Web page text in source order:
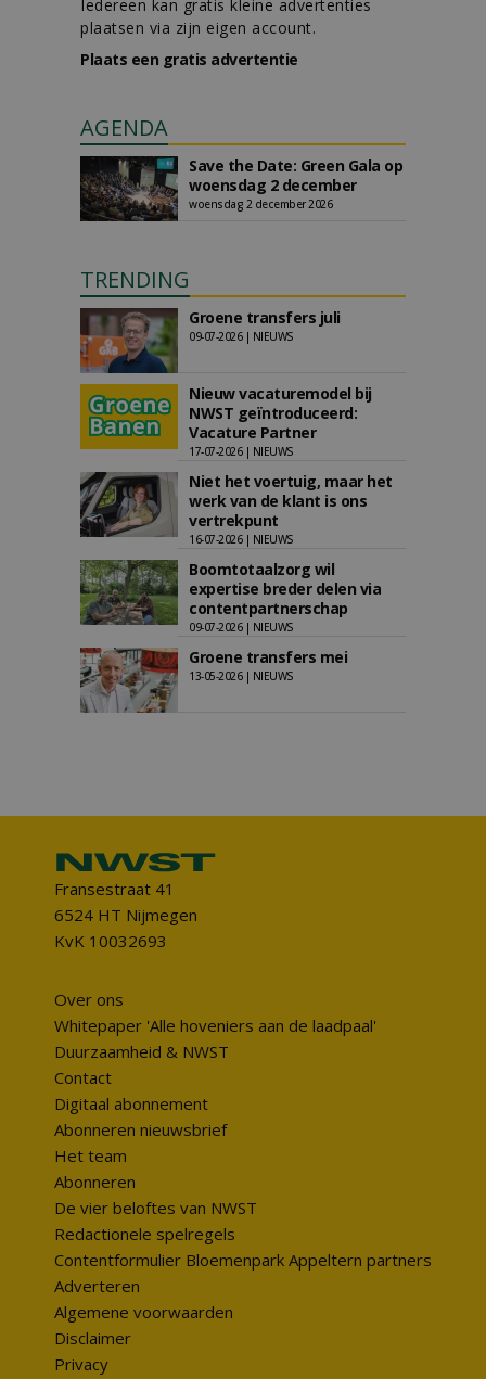
Iedereen kan gratis kleine advertenties
plaatsen via zijn eigen account.
Plaats een gratis advertentie
AGENDA
Save the Date: Green Gala op
woensdag 2 december
woensdag 2 december 2026
TRENDING
Groene transfers juli
09-07-2026 | NIEUWS
Nieuw vacaturemodel bij
NWST geïntroduceerd:
Vacature Partner
17-07-2026 | NIEUWS
Niet het voertuig, maar het
werk van de klant is ons
vertrekpunt
16-07-2026 | NIEUWS
Boomtotaalzorg wil
expertise breder delen via
contentpartnerschap
09-07-2026 | NIEUWS
Groene transfers mei
13-05-2026 | NIEUWS
Fransestraat 41
6524 HT Nijmegen
KvK 10032693
Over ons
Whitepaper 'Alle hoveniers aan de laadpaal'
Duurzaamheid & NWST
Contact
Digitaal abonnement
Abonneren nieuwsbrief
Het team
Abonneren
De vier beloftes van NWST
Redactionele spelregels
Contentformulier Bloemenpark Appeltern partners
Adverteren
Algemene voorwaarden
Disclaimer
Privacy